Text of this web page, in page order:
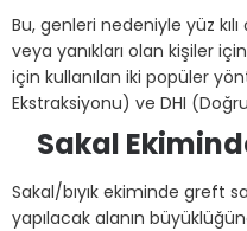
Bu, genleri nedeniyle yüz
veya yanıkları olan kişiler
için kullanılan iki popüler
Ekstraksiyonu) ve DHI
Sakal
Sakal/bıyık ekiminde greft
yapılacak alanın